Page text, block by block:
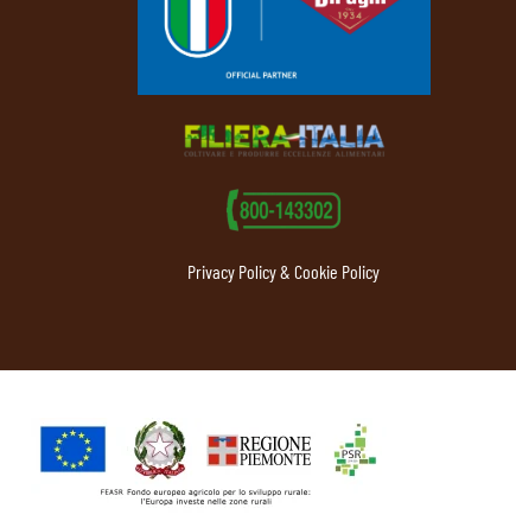
Privacy Policy & Cookie Policy